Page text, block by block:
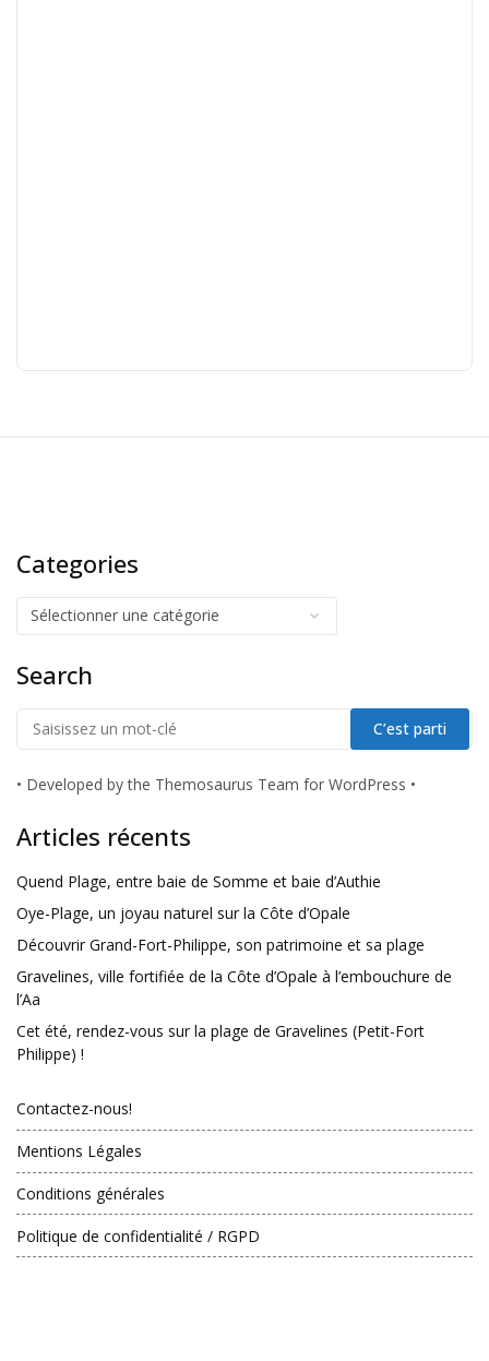
Categories
Search
• Developed by the Themosaurus Team for WordPress •
Articles récents
Quend Plage, entre baie de Somme et baie d’Authie
Oye-Plage, un joyau naturel sur la Côte d’Opale
Découvrir Grand-Fort-Philippe, son patrimoine et sa plage
Gravelines, ville fortifiée de la Côte d’Opale à l’embouchure de
l’Aa
Cet été, rendez-vous sur la plage de Gravelines (Petit-Fort
Philippe) !
Contactez-nous!
Mentions Légales
Conditions générales
Politique de confidentialité / RGPD